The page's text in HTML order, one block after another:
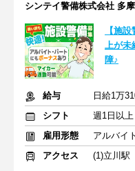
シンテイ警備株式会社 多
【施
上が未
障♪
給与
シフト
雇用形態
アルバイ
アクセス